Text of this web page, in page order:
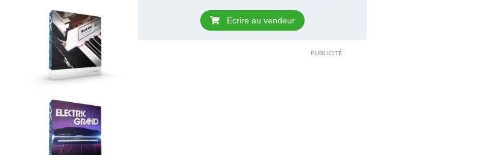
Ecrire au vendeur